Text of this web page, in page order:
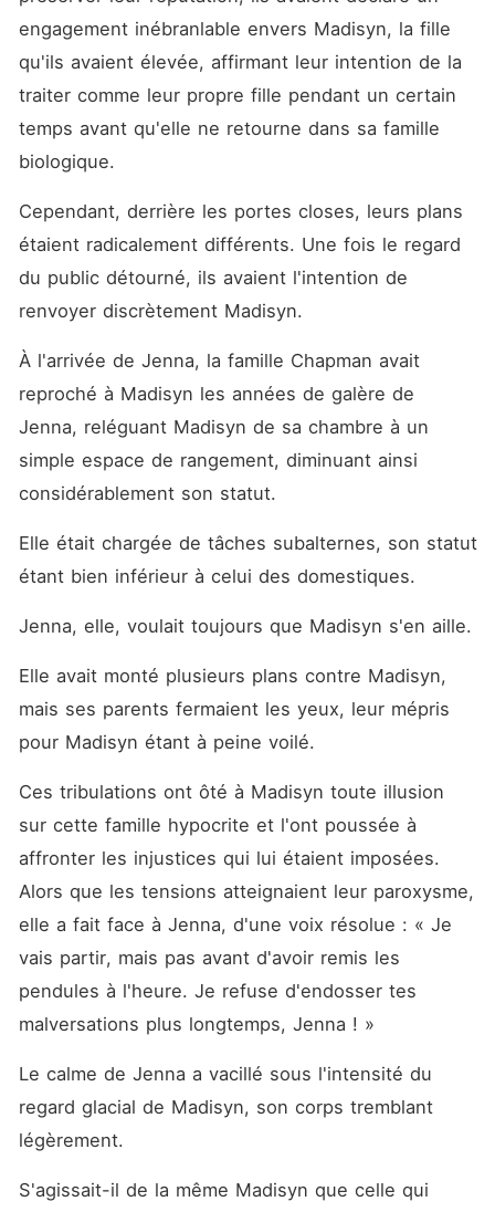
engagement inébranlable envers Madisyn, la fille
qu'ils avaient élevée, affirmant leur intention de la
traiter comme leur propre fille pendant un certain
temps avant qu'elle ne retourne dans sa famille
biologique.
Cependant, derrière les portes closes, leurs plans
étaient radicalement différents. Une fois le regard
du public détourné, ils avaient l'intention de
renvoyer discrètement Madisyn.
À l'arrivée de Jenna, la famille Chapman avait
reproché à Madisyn les années de galère de
Jenna, reléguant Madisyn de sa chambre à un
simple espace de rangement, diminuant ainsi
considérablement son statut.
Elle était chargée de tâches subalternes, son statut
étant bien inférieur à celui des domestiques.
Elle avait monté plusieurs plans contre Madisyn,
mais ses parents fermaient les yeux, leur mépris
pour Madisyn étant à peine voilé.
Ces tribulations ont ôté à Madisyn toute illusion
sur cette famille hypocrite et l'ont poussée à
affronter les injustices qui lui étaient imposées.
Alors que les tensions atteignaient leur paroxysme,
elle a fait face à Jenna, d'une voix résolue : « Je
vais partir, mais pas avant d'avoir remis les
pendules à l'heure. Je refuse d'endosser tes
malversations plus longtemps, Jenna ! »
Le calme de Jenna a vacillé sous l'intensité du
regard glacial de Madisyn, son corps tremblant
légèrement.
S'agissait-il de la même Madisyn que celle qui